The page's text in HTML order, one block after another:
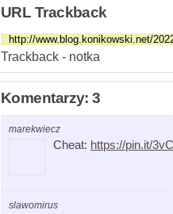
URL Trackback
Trackback - notka
Komentarzy: 3
marekwiecz
Cheat: https://pin.it/
slawomirus